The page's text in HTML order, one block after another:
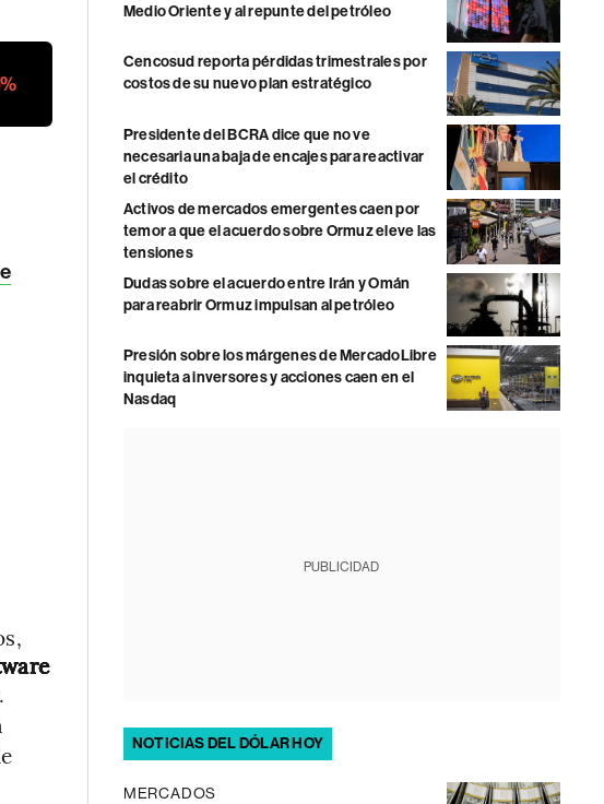
Medio Oriente y al repunte del petróleo
Cencosud reporta pérdidas trimestrales por
costos de su nuevo plan estratégico
Presidente del BCRA dice que no ve
necesaria una baja de encajes para reactivar
el crédito
Activos de mercados emergentes caen por
temor a que el acuerdo sobre Ormuz eleve las
tensiones
Dudas sobre el acuerdo entre Irán y Omán
para reabrir Ormuz impulsan al petróleo
Presión sobre los márgenes de MercadoLibre
inquieta a inversores y acciones caen en el
Nasdaq
PUBLICIDAD
NOTICIAS DEL DÓLAR HOY
MERCADOS